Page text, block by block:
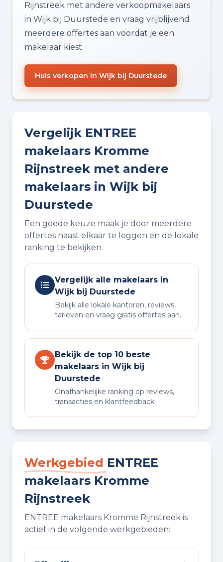
Rijnstreek met andere verkoopmakelaars
in Wijk bij Duurstede en vraag vrijblijvend
meerdere offertes aan voordat je een
makelaar kiest.
Huis verkopen in Wijk bij Duurstede
Vergelijk ENTREE
makelaars Kromme
Rijnstreek met andere
makelaars in Wijk bij
Duurstede
Een goede keuze maak je door meerdere
offertes naast elkaar te leggen en de lokale
ranking te bekijken.
Vergelijk alle makelaars in
Wijk bij Duurstede
Bekijk alle lokale kantoren, reviews,
tarieven en vraag gratis offertes aan.
Bekijk de top 10 beste
makelaars in Wijk bij
Duurstede
Onafhankelijke ranking op reviews,
transacties en klantfeedback.
Werkgebied ENTREE
makelaars Kromme
Rijnstreek
ENTREE makelaars Kromme Rijnstreek is
actief in de volgende werkgebieden: